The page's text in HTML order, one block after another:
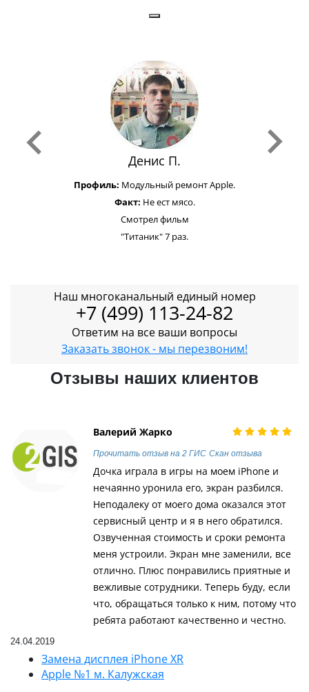
Денис П.
Профиль: Модульный ремонт Apple.
Факт: Не ест мясо.
Смотрел фильм
"Титаник" 7 раз.
Наш многоканальный единый номер
+7 (499) 113-24-82
Ответим на все ваши вопросы
Заказать звонок - мы перезвоним!
Отзывы наших клиентов
Валерий Жарко
Прочитать отзыв на 2 ГИС Скан отзыва
Дочка играла в игры на моем iPhone и
нечаянно уронила его, экран разбился.
Неподалеку от моего дома оказался этот
сервисный центр и я в него обратился.
Озвученная стоимость и сроки ремонта
меня устроили. Экран мне заменили, все
отлично. Плюс понравились приятные и
вежливые сотрудники. Теперь буду, если
что, обращаться только к ним, потому что
ребята работают качественно и честно.
24.04.2019
Замена дисплея iPhone XR
Apple №1 м. Калужская